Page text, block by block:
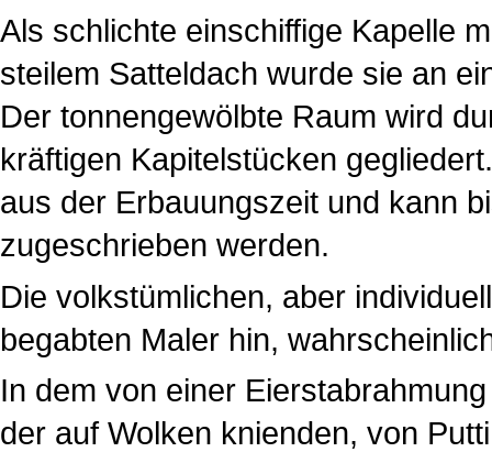
Als schlichte einschiffige Kapelle
steilem Satteldach wurde sie an
Der tonnengewölbte Raum wird
kräftigen Kapitelstücken
aus der Erbauungszeit und kann
zugeschrieben werden.
Die volkstümlichen, aber
begabten Maler hin,
In dem von einer
der auf Wolken knienden, von